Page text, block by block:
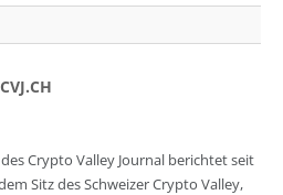
Crypto Valley Journal berichtet seit
Sitz des Schweizer Crypto Valley,